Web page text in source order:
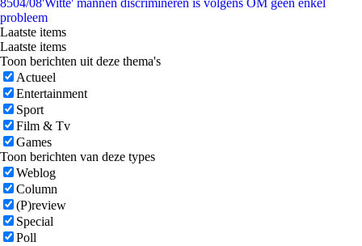
8504/08'Witte' mannen discrimineren is volgens OM geen enkel
probleem
Laatste items
Laatste items
Toon berichten uit deze thema's
Actueel
Entertainment
Sport
Film & Tv
Games
Toon berichten van deze types
Weblog
Column
(P)review
Special
Poll